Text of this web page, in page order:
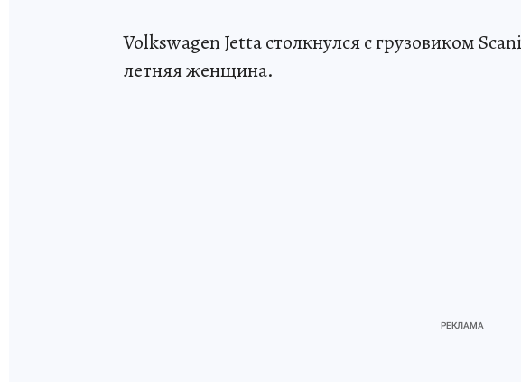
Volkswagen Jetta столкнулся с грузовиком
летняя женщина.